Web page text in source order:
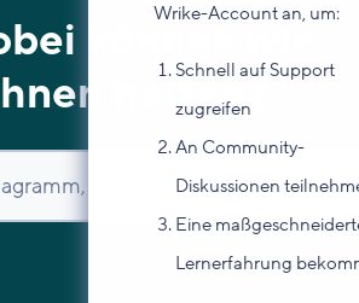
Wrike-Account an, um:
Schnell auf Support
zugreifen
An Community-
Diskussionen
Eine
Lernerfahrung
können wir
helfen?